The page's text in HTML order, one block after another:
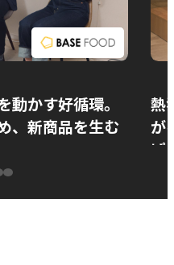
わせ
動かす好循環。
、新商品を生む
熱
が
ぱ